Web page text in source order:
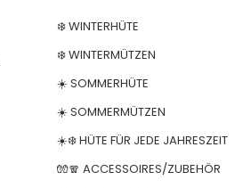
❄️ WINTERHÜTE
❄️ WINTERMÜTZEN
☀️ SOMMERHÜTE
☀️ SOMMERMÜTZEN
☀️❄️ HÜTE FÜR JEDE JAHRESZEIT
🧤🧣 ACCESSOIRES/ZUBEHÖR